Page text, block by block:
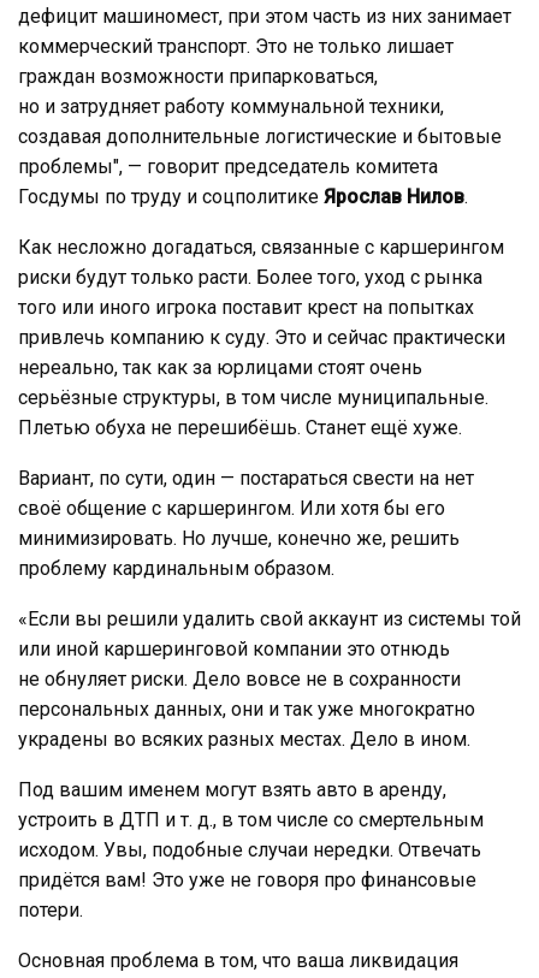
дефицит машиномест, при этом часть из них занимает
коммерческий транспорт. Это не только лишает
граждан возможности припарковаться,
но и затрудняет работу коммунальной техники,
создавая дополнительные логистические и бытовые
проблемы", — говорит председатель комитета
Госдумы по труду и соцполитике Ярослав Нилов.
Как несложно догадаться, связанные с каршерингом
риски будут только расти. Более того, уход с рынка
того или иного игрока поставит крест на попытках
привлечь компанию к суду. Это и сейчас практически
нереально, так как за юрлицами стоят очень
серьёзные структуры, в том числе муниципальные.
Плетью обуха не перешибёшь. Станет ещё хуже.
Вариант, по сути, один — постараться свести на нет
своё общение с каршерингом. Или хотя бы его
минимизировать. Но лучше, конечно же, решить
проблему кардинальным образом.
«Если вы решили удалить свой аккаунт из системы той
или иной каршеринговой компании это отнюдь
не обнуляет риски. Дело вовсе не в сохранности
персональных данных, они и так уже многократно
украдены во всяких разных местах. Дело в ином.
Под вашим именем могут взять авто в аренду,
устроить в ДТП и т. д., в том числе со смертельным
исходом. Увы, подобные случаи нередки. Отвечать
придётся вам! Это уже не говоря про финансовые
потери.
Основная проблема в том, что ваша ликвидация